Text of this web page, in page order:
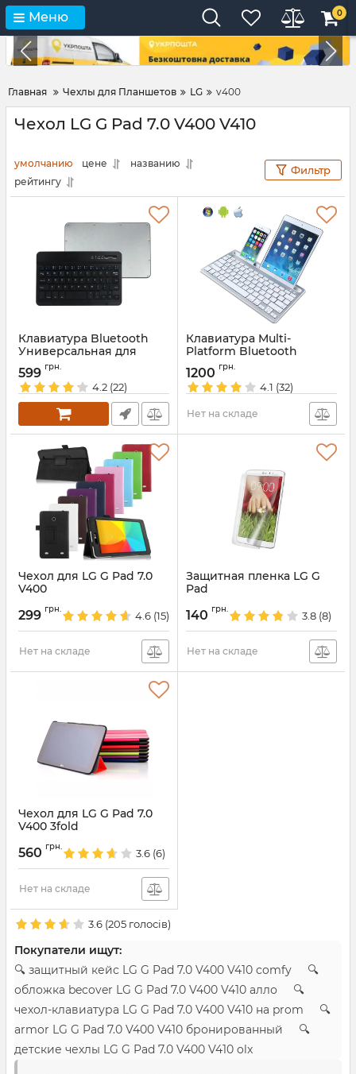
Меню 0
Главная Чехлы для Планшетов LG v400
Чехол LG G Pad 7.0 V400 V410
умолчанию цене
названию
рейтингу
Фильтр
Клавиатура Bluetooth
Универсальная для
планшета 7-8 дюймов
Артикул: 2019
599 грн.
4.2 (22)
Клавиатура Multi-
Platform Bluetooth
iK3380 для планшета
смартфона
Артикул:4362
1200 грн.
4.1 (32)
Нет на складе
Чехол для LG G Pad 7.0
V400
299 грн.
4.6 (15)
Нет на складе
Защитная пленка LG G
Pad
140 грн.
3.8 (8)
Нет на складе
Чехол для LG G Pad 7.0
V400 3fold
560 грн.
3.6 (6)
Нет на складе
3.6 (205 голосів)
Покупатели ищут:
🔍 защитный кейс LG G Pad 7.0 V400 V410 comfy 🔍
обложка becover LG G Pad 7.0 V400 V410 алло 🔍
чехол-клавиатура LG G Pad 7.0 V400 V410 на prom 🔍
armor LG G Pad 7.0 V400 V410 бронированный 🔍
детские чехлы LG G Pad 7.0 V400 V410 olx